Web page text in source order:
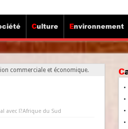
Culture Environnement
commerciale et économique.
avec l?Afrique du Sud